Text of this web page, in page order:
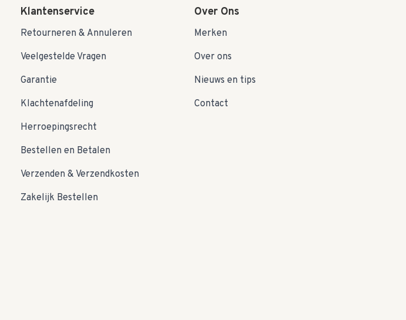
Klantenservice
Retourneren & Annuleren
Veelgestelde Vragen
Garantie
Klachtenafdeling
Herroepingsrecht
Bestellen en Betalen
Verzenden & Verzendkosten
Zakelijk Bestellen
Over Ons
Merken
Over ons
Nieuws en tips
Contact